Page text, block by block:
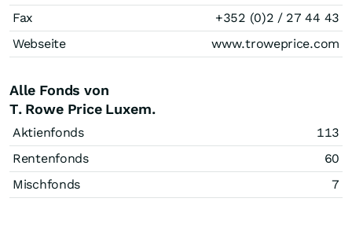
Fax
+352 (0)2 / 27 44 43
Webseite
www.troweprice.com
Alle Fonds von
T. Rowe Price Luxem.
Aktienfonds
113
Rentenfonds
60
Mischfonds
7